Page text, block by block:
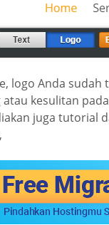
logo Anda
atau kesulitan
juga tutorial